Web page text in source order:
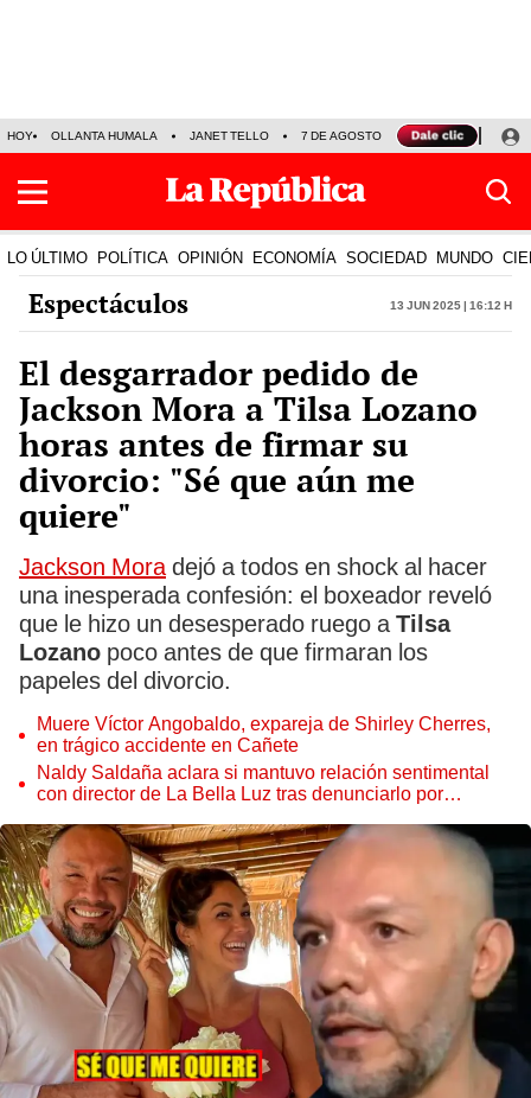
HOY OLLANTA HUMALA JANET TELLO 7 DE AGOSTO TINKA RESULTADOS
LO ÚLTIMO POLÍTICA OPINIÓN ECONOMÍA SOCIEDAD MUNDO
Espectáculos 13 Jun 2025 | 16:12 h
El desgarrador pedido de
Jackson Mora a Tilsa Lozano
horas antes de firmar su
divorcio: "Sé que aún me
quiere"
Jackson Moradejó a todos en shock al hacer
una inesperada confesión: el boxeador reveló
que le hizo un desesperado ruego a Tilsa
Lozano poco antes de que firmaran los
papeles del divorcio.
Muere Víctor Angobaldo, expareja de Shirley Cherres,
en trágico accidente en Cañete
Naldy Saldaña aclara si mantuvo relación sentimental
con director de La Bella Luz tras denunciarlo por